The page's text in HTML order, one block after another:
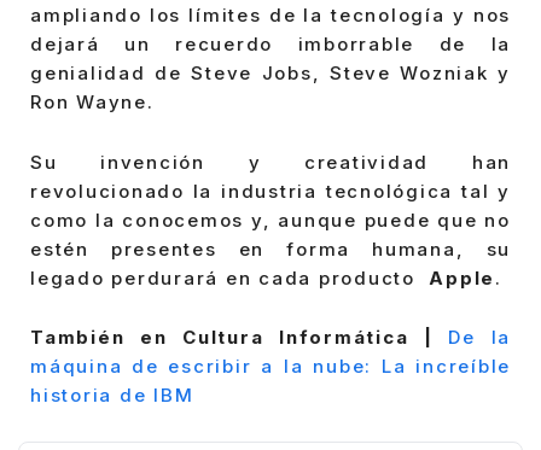
ampliando los límites de la tecnología y nos
dejará un recuerdo imborrable de la
genialidad de Steve Jobs, Steve Wozniak y
Ron Wayne.
Su invención y creatividad han
revolucionado la industria tecnológica tal y
como la conocemos y, aunque puede que no
estén presentes en forma humana, su
legado perdurará en cada producto Apple .
También en Cultura Informática |
De la
máquina de escribir a la nube: La increíble
historia de IBM